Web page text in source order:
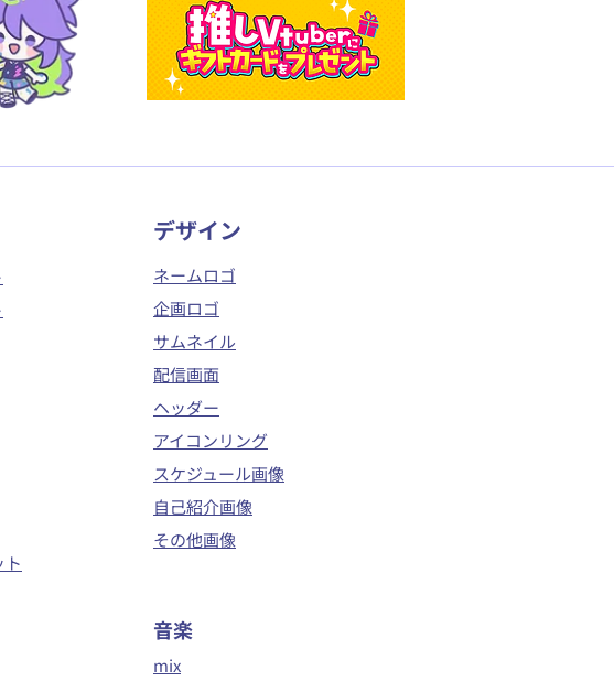
​デザイン
ネームロゴ
企画ロゴ
サムネイル
配信画面
ヘッダー
アイコンリング
スケジュール画像
自己紹介画像
その他画像
音楽
mix